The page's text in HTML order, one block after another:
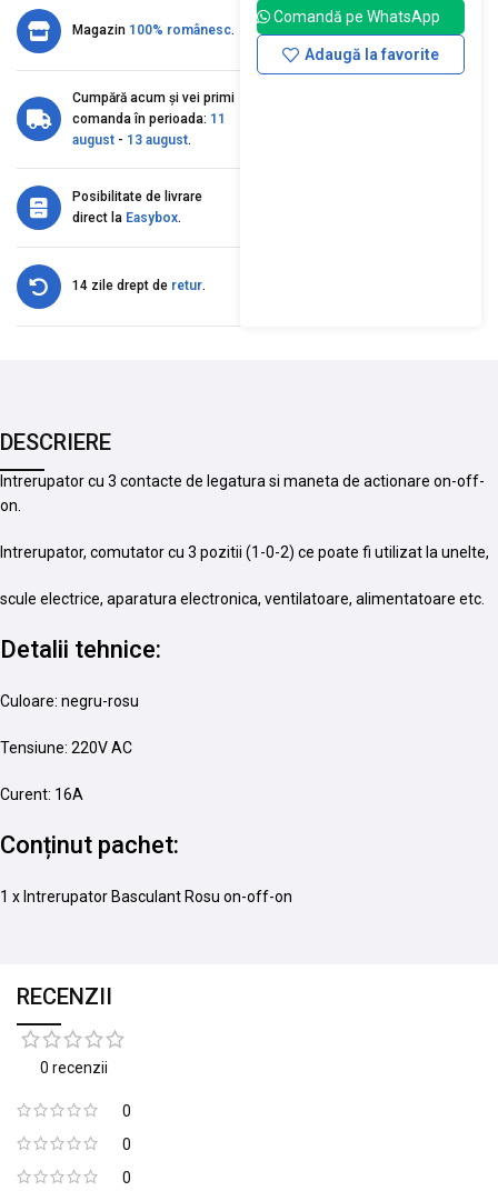
Magazin 100% românesc.
Cumpără acum și vei primi
comanda în perioada: 11
august - 13 august.
Posibilitate de livrare
direct la Easybox.
14 zile drept de retur.
Comandă pe WhatsApp
Adaugă la favorite
DESCRIERE
Intrerupator cu 3 contacte de legatura si maneta de actionare on-off-
on.
Intrerupator, comutator cu 3 pozitii (1-0-2) ce poate fi utilizat la unelte,
scule electrice, aparatura electronica, ventilatoare, alimentatoare etc.
Detalii tehnice:
Culoare: negru-rosu
Tensiune: 220V AC
Curent: 16A
Conținut pachet:
1 x Intrerupator Basculant Rosu on-off-on
RECENZII
0 recenzii
0
0
0